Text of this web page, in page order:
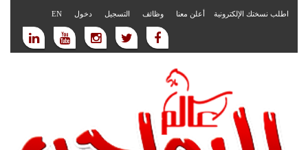
اطلب نسختك الإلكترونية أعلن معنا وظائف التسجيل دخول EN